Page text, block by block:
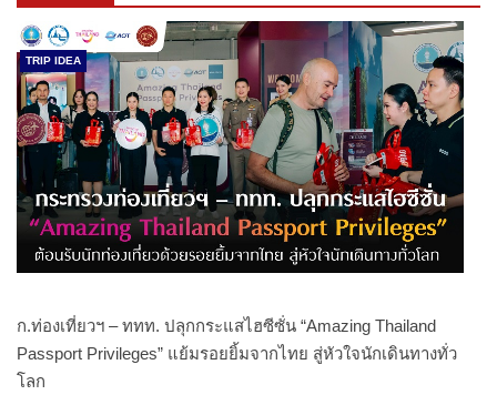
TRIP IDEA
ก.ท่องเที่ยวฯ – ททท. ปลุกกระแสไฮซีซั่น “Amazing Thailand
Passport Privileges” แย้มรอยยิ้มจากไทย สู่หัวใจนักเดินทางทั่ว
โลก